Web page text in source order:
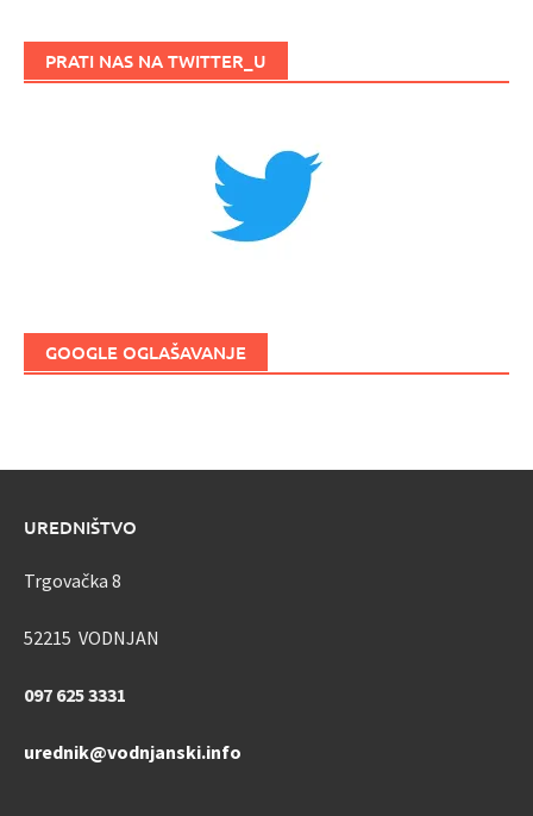
PRATI NAS NA TWITTER_U
GOOGLE OGLAŠAVANJE
UREDNIŠTVO
Trgovačka 8
52215 VODNJAN
097 625 3331
urednik@vodnjanski.info